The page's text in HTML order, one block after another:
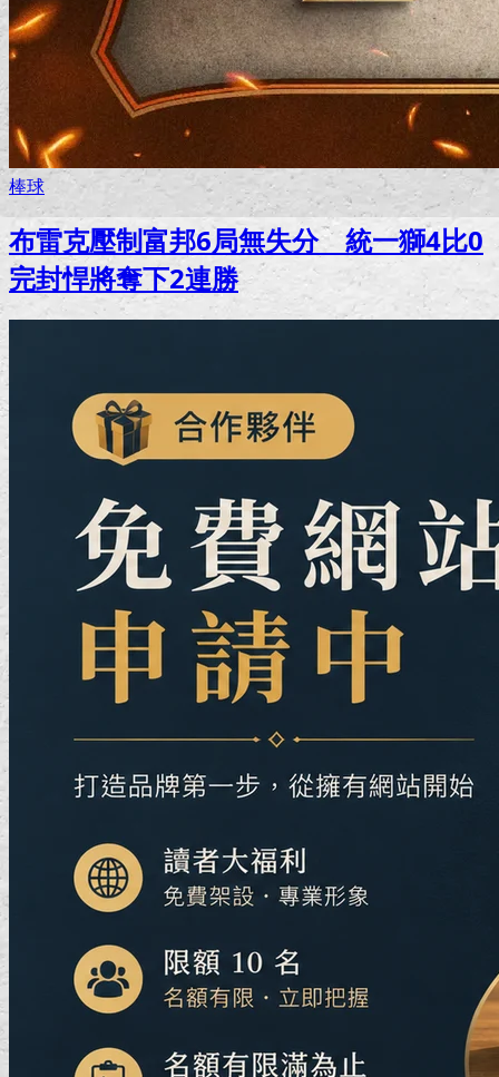
棒球
布雷克壓制富邦6局無失分 統一獅4比0
完封悍將奪下2連勝